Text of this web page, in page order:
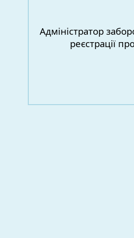
Адміністратор
реєстрації